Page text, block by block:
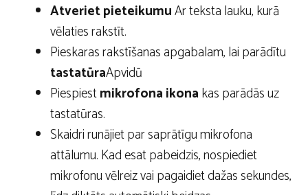
Atveriet pieteikumuAr teksta lauku, kurā
vēlaties rakstīt.
Pieskaras rakstīšanas apgabalam, lai parādītu
tastatūraApvidū
Piespiestmikrofona ikonakas parādās uz
tastatūras.
Skaidri runājiet par saprātīgu mikrofona
attālumu. Kad esat pabeidzis, nospiediet
mikrofonu vēlreiz vai pagaidiet dažas sekundes,